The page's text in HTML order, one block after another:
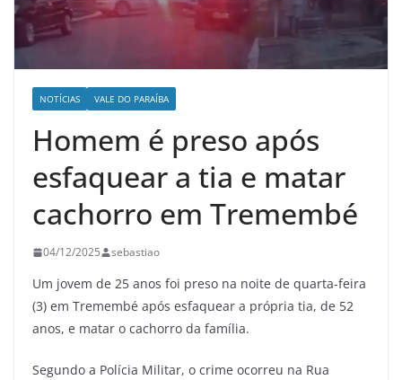
NOTÍCIAS VALE DO PARAÍBA
Homem é preso após
esfaquear a tia e matar
cachorro em Tremembé
04/12/2025 sebastiao
Um jovem de 25 anos foi preso na noite de quarta-feira
(3) em Tremembé após esfaquear a própria tia, de 52
anos, e matar o cachorro da família.
Segundo a Polícia Militar, o crime ocorreu na Rua